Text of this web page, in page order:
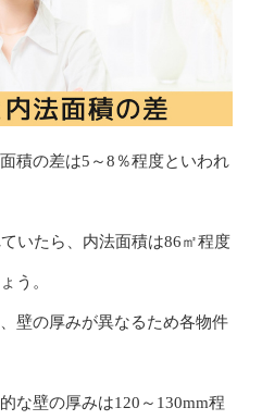
積の差は5～8％程度といわれ
いたら、内法面積は86㎡程度
う。
壁の厚みが異なるため各物件
な壁の厚みは120～130mm程